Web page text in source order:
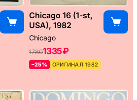
Chicago 16 (1-st,
USA), 1982
Chicago
17801335 ₽
–25% ОРИГИНАЛ 1982